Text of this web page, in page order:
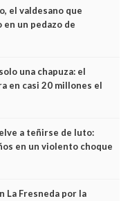
el valdesano que
un pedazo de
una chapuza: el
en casi 20 millones el
que no cabían por los
a teñirse de luto:
en un violento choque
La Fresneda por la